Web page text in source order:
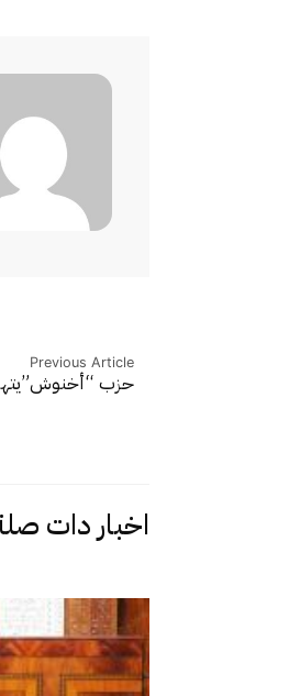
Previous Article
حزب “أخنوش”يتهم
اخبار دات